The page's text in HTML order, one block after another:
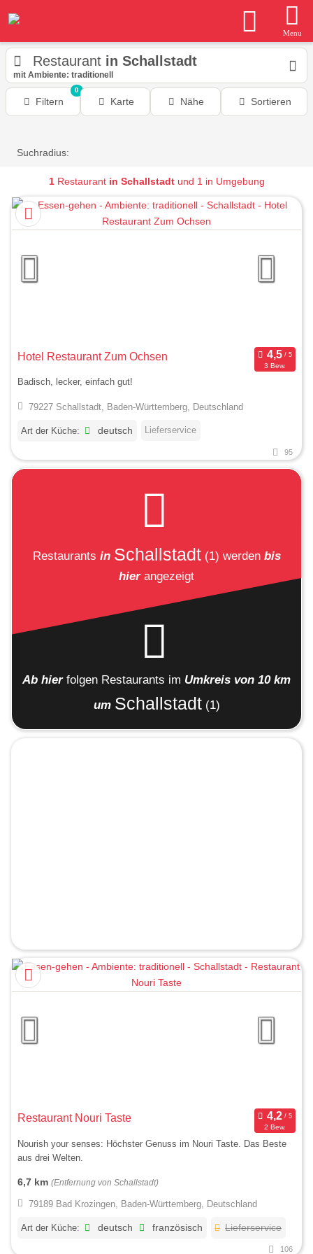
Menu
Restaurant in Schallstadt
mit Ambiente: traditionell
Filtern
0
Karte Nähe Sortieren
Suchradius:
1Restaurant in Schallstadtund 1 in Umgebung
Hotel Restaurant Zum Ochsen
3 Bew.
Badisch, lecker, einfach gut!
79227 Schallstadt, Baden-Württemberg, Deutschland
Art der Küche: deutsch Lieferservice
95
Restaurants in Schallstadt (1) werden bis
hierangezeigt
Ab hier folgen Restaurants im Umkreis von 10 km
um Schallstadt (1)
Restaurant Nouri Taste
2 Bew.
Nourish your senses: Höchster Genuss im Nouri Taste. Das Beste
aus drei Welten.
6,7 km (Entfernung von Schallstadt)
79189 Bad Krozingen, Baden-Württemberg, Deutschland
Art der Küche: deutsch französisch Lieferservice
106